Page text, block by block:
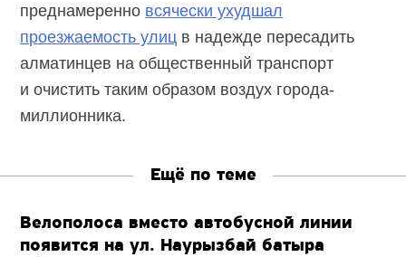
преднамеренно всячески ухудшал
проезжаемость улиц в надежде пересадить
алматинцев на общественный транспорт
и очистить таким образом воздух города-
миллионника.
Ещё по теме
Велополоса вместо автобусной линии
появится на ул. Наурызбай батыра